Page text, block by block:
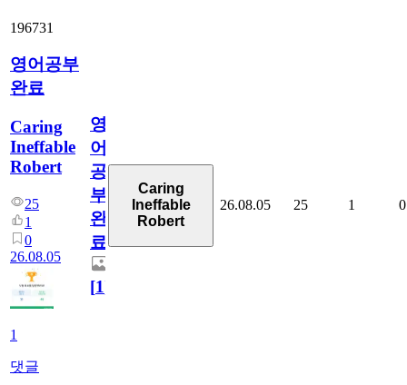
196731
영어공부
완료
Caring
Ineffable
Robert
25
1
0
26.08.05
1
댓글
영
어
공
부
완
료
[1]
Caring
Ineffable
Robert
26.08.05 25 1 0